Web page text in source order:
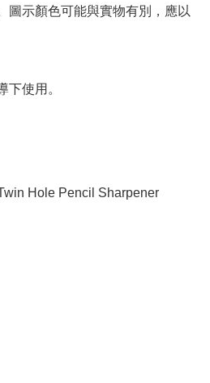
圖示顏色可能與實物有別，應以
下使用。
Hole Pencil Sharpener